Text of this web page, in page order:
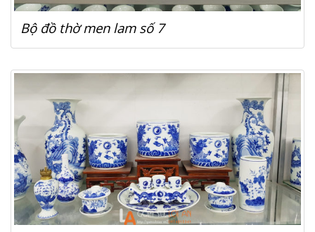
Bộ đồ thờ men lam số 7